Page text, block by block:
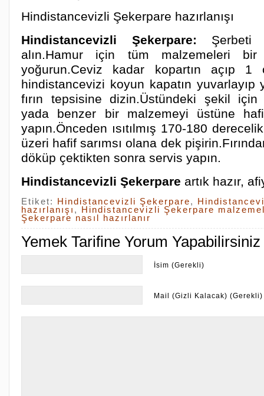
Hindistancevizli Şekerpare hazırlanışı
Hindistancevizli Şekerpare: Şerbeti
alın.Hamur için tüm malzemeleri
yoğurun.Ceviz kadar kopartın açıp 1
hindistancevizi koyun kapatın yuvarlayıp
fırın tepsisine dizin.Üstündeki şekil
yada benzer bir malzemeyi üstüne
yapın.Önceden ısıtılmış 170-180
üzeri hafif sarımsı olana dek
döküp çektikten sonra servis yapın.
Hindistancevizli Şekerpare artık hazır,
Etiket: Hindistancevizli Şekerpare,
hazırlanışı ,
Hindistancevizli Şekerpare
Şekerpare nasıl hazırlanır
Yemek Tarifine Yorum Yapabilirsiniz
İsim (Gerekli)
Mail (Gizli Kalacak) (Gerekli)